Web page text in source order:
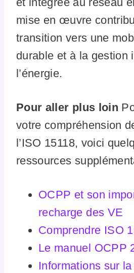
mise en œuvre
transition vers une
durable et à la gestion
l’énergie.
Pour aller plus loin
votre compréhension
l’ISO 15118, voici
ressources
OCPP et son
recharge des VE
Comprendre ISO
Le manuel OCPP
Informations sur